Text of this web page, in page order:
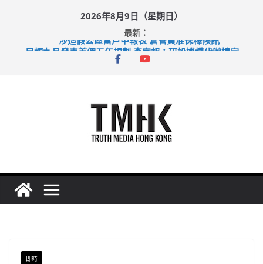
2026年8月9日（星期日）
最新：
涉造假公屋富戶申報表 倉管員准保釋候訊
即時